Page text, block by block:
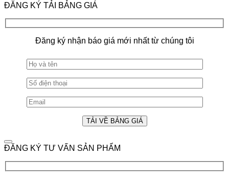
ĐĂNG KÝ TẢI BẢNG GIÁ
Đăng ký nhận báo giá mới nhất từ chúng tôi
ĐĂNG KÝ TƯ VẤN SẢN PHẨM